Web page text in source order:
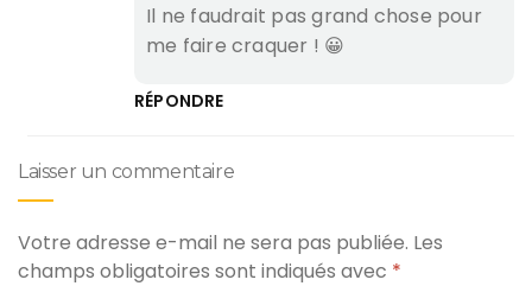
Il ne faudrait pas grand chose pour
me faire craquer ! 😀
RÉPONDRE
Laisser un commentaire
Votre adresse e-mail ne sera pas publiée. Les
champs obligatoires sont indiqués avec *